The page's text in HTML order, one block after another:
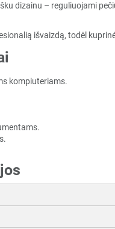
dizainu – reguliuojami
išvaizdą, todėl
kompiuteriams.